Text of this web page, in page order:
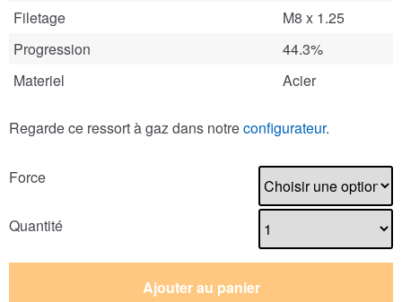
Filetage
M8 x 1.25
Progression
44.3%
Materiel
Acier
Regarde ce ressort à gaz dans notreconfigurateur.
Force
Quantité
Ajouter au panier